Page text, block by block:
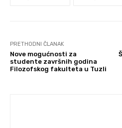
PRETHODNI ČLANAK
Nove mogućnosti za
studente završnih godina
Filozofskog fakulteta u Tuzli